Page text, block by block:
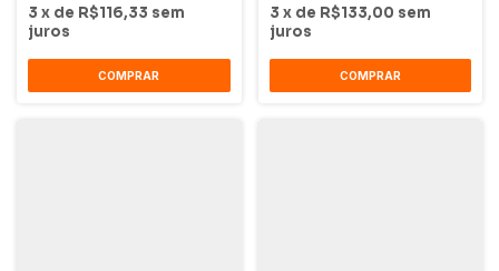
3 x de R$116,33 sem
juros
COMPRAR
3 x de R$133,00 sem
juros
COMPRAR